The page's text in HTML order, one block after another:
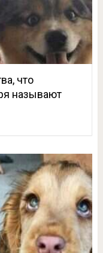
что
называют